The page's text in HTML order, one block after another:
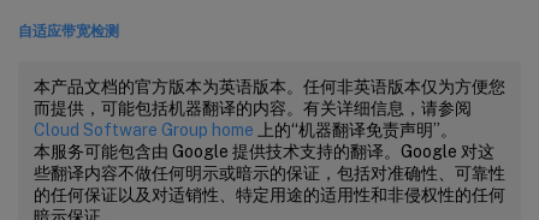
自适应带宽检测
本产品文档的官方版本为英语版本。任何非英语版本仅为方便您
而提供，可能包括机器翻译的内容。有关详细信息，请参阅
Cloud Software Group home 上的“机器翻译免责声明”。
本服务可能包含由 Google 提供技术支持的翻译。Google 对这
些翻译内容不做任何明示或暗示的保证，包括对准确性、可靠性
的任何保证以及对适销性、特定用途的适用性和非侵权性的任何
暗示保证。